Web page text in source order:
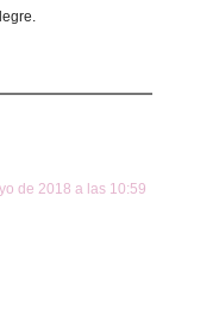
de 2018 a las 10:59